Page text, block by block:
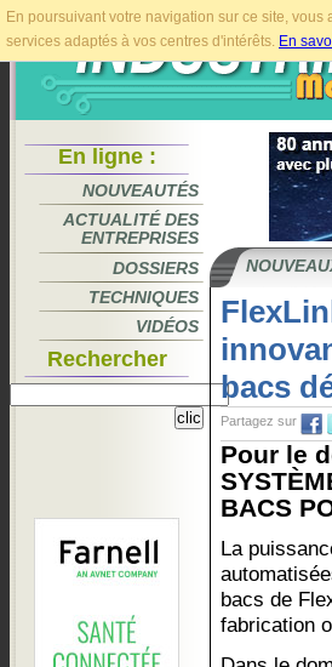
En poursuivant votre navigation sur ce site,
services adaptés à vos centres d'intérêts. En
En ligne :
NOUVEAUTÉS
ACTUALITÉ DES
ENTREPRISES
DOSSIERS
TECHNIQUES
VIDÉOS
Rechercher
bacs
Partagez sur
Pour le
BACS
La
bacs de
fabrication